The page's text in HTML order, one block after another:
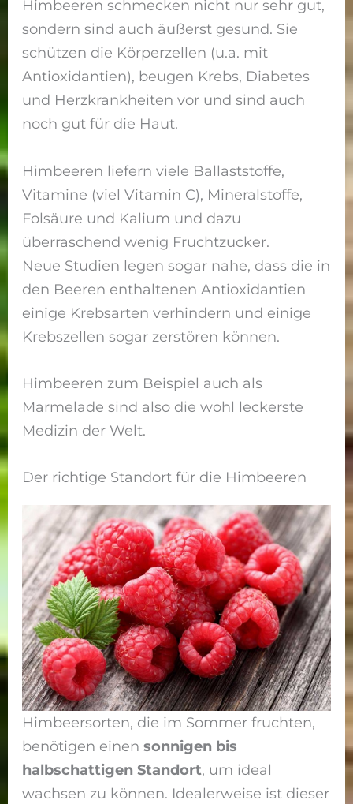
Himbeeren schmecken nicht nur sehr gut,
sondern sind auch äußerst gesund. Sie
schützen die Körperzellen (u.a. mit
Antioxidantien), beugen Krebs, Diabetes
und Herzkrankheiten vor und sind auch
noch gut für die Haut.
Himbeeren liefern viele Ballaststoffe,
Vitamine (viel Vitamin C), Mineralstoffe,
Folsäure und Kalium und dazu
überraschend wenig Fruchtzucker.
Neue Studien legen sogar nahe, dass die in
den Beeren enthaltenen Antioxidantien
einige Krebsarten verhindern und einige
Krebszellen sogar zerstören können.
Himbeeren zum Beispiel auch als
Marmelade sind also die wohl leckerste
Medizin der Welt.
Der richtige Standort für die Himbeeren
Himbeersorten, die im Sommer fruchten,
benötigen einensonnigen bis
halbschattigen Standort, um ideal
wachsen zu können. Idealerweise ist dieser